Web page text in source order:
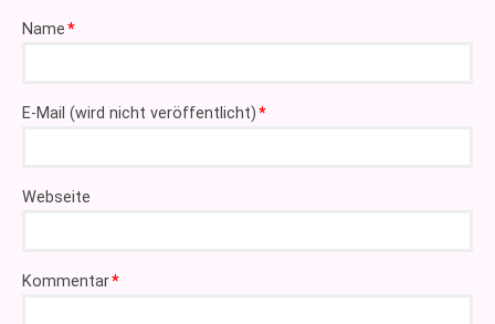
Pflichtfeld
Name*
Pflichtfeld
E-Mail (wird nicht veröffentlicht)*
Webseite
Pflichtfeld
Kommentar*